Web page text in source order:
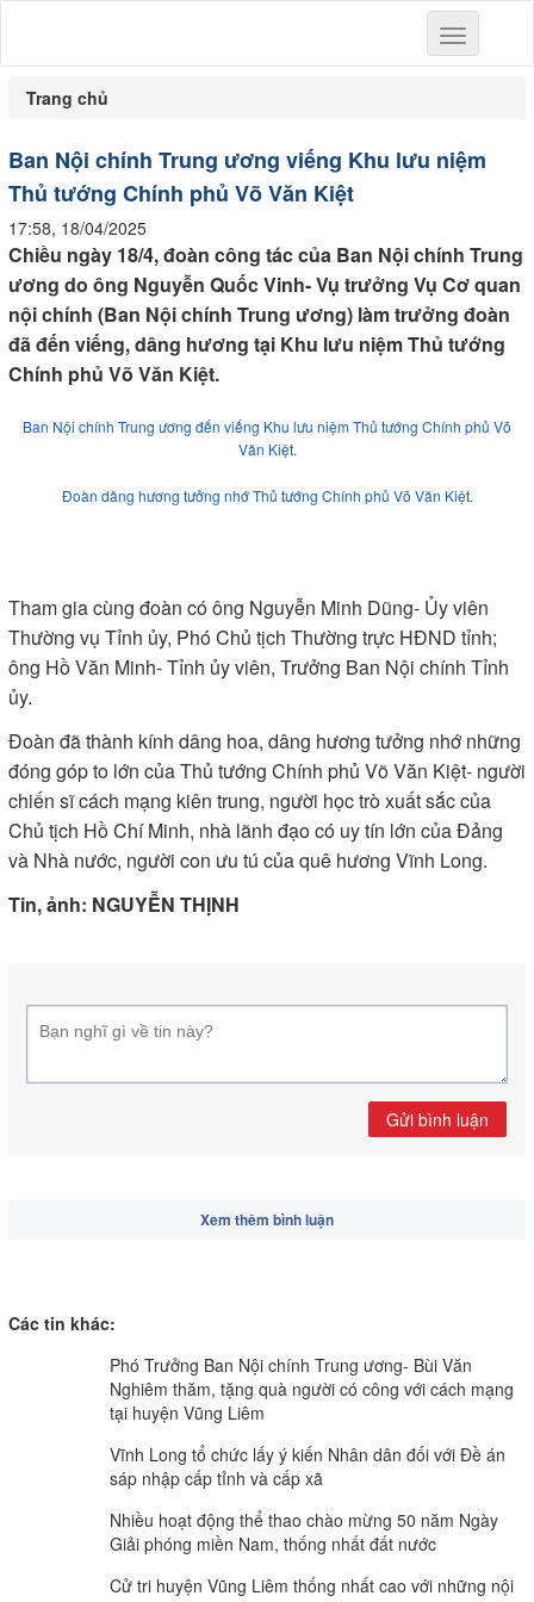
Toggle
navigation
Trang chủ
Ban Nội chính Trung ương viếng Khu lưu niệm
Thủ tướng Chính phủ Võ Văn Kiệt
17:58, 18/04/2025
Chiều ngày 18/4, đoàn công tác của Ban Nội chính Trung
ương do ông Nguyễn Quốc Vinh- Vụ trưởng Vụ Cơ quan
nội chính (Ban Nội chính Trung ương) làm trưởng đoàn
đã đến viếng, dâng hương tại Khu lưu niệm Thủ tướng
Chính phủ Võ Văn Kiệt.
Ban Nội chính Trung ương đến viếng Khu lưu niệm Thủ tướng Chính phủ Võ
Văn Kiệt.
Đoàn dâng hương tưởng nhớ Thủ tướng Chính phủ Võ Văn Kiệt.
Tham gia cùng đoàn có ông Nguyễn Minh Dũng- Ủy viên
Thường vụ Tỉnh ủy, Phó Chủ tịch Thường trực HĐND tỉnh;
ông Hồ Văn Minh- Tỉnh ủy viên, Trưởng Ban Nội chính Tỉnh
ủy.
Đoàn đã thành kính dâng hoa, dâng hương tưởng nhớ những
đóng góp to lớn của Thủ tướng Chính phủ Võ Văn Kiệt- người
chiến sĩ cách mạng kiên trung, người học trò xuất sắc của
Chủ tịch Hồ Chí Minh, nhà lãnh đạo có uy tín lớn của Đảng
và Nhà nước, người con ưu tú của quê hương Vĩnh Long.
Tin, ảnh: NGUYỄN THỊNH
Gửi bình luận
Xem thêm bình luận
Các tin khác:
Phó Trưởng Ban Nội chính Trung ương- Bùi Văn
Nghiêm thăm, tặng quà người có công với cách mạng
tại huyện Vũng Liêm
Vĩnh Long tổ chức lấy ý kiến Nhân dân đối với Đề án
sáp nhập cấp tỉnh và cấp xã
Nhiều hoạt động thể thao chào mừng 50 năm Ngày
Giải phóng miền Nam, thống nhất đất nước
Cử tri huyện Vũng Liêm thống nhất cao với những nội